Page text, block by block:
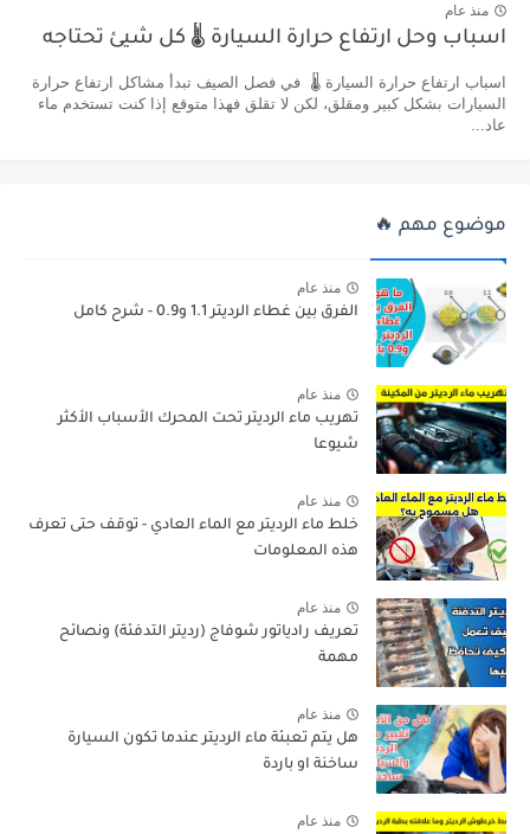
منذ عام
اسباب وحل ارتفاع حرارة السيارة 🌡️ كل شيئ تحتاجه
اسباب ارتفاع حرارة السيارة 🌡️ في فصل الصيف تبدأ مشاكل ارتفاع حرارة
السيارات بشكل كبير ومقلق، لكن لا تقلق فهذا متوقع إذا كنت تستخدم ماء
عاد...
موضوع مهم 🔥
منذ عام
الفرق بين غطاء الرديتر 1.1 و0.9 - شرح كامل
منذ عام
تهريب ماء الرديتر تحت المحرك الأسباب الأكثر
شيوعا
منذ عام
خلط ماء الرديتر مع الماء العادي - توقف حتى تعرف
هذه المعلومات
منذ عام
تعريف رادياتور شوفاج (رديتر التدفئة) ونصائح
مهمة
منذ عام
هل يتم تعبئة ماء الرديتر عندما تكون السيارة
ساخنة او باردة
منذ عام